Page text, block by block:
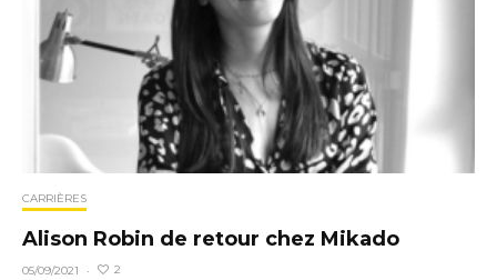
CARRIÈRES
Alison Robin de retour chez Mikado
05/09/2021 · 2